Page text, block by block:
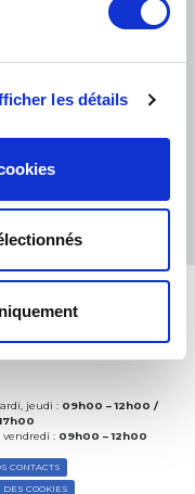
les détails
TNT, GÉODIS, FRANCE EXPRESS, DPD
jeudi : 09h00 – 12h00 /
vendredi : 09h00 – 12h00
CONTACTS
DES COOKIES